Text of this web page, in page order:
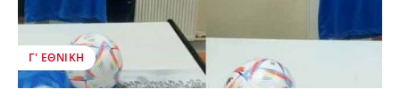
Γ' ΕΘΝΙΚΉ